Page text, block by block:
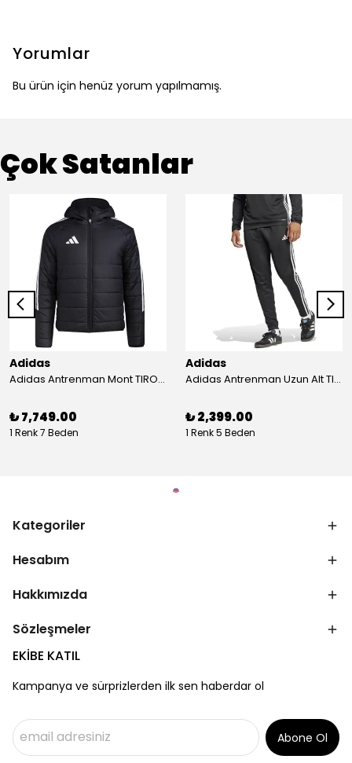
Yorumlar
Bu ürün için henüz yorum yapılmamış.
Çok Satanlar
Adidas
Adidas Antrenman Mont TIRO24 WINT JKT IJ7388
₺ 7,749.00
1 Renk 7 Beden
Adidas
Adidas Antrenman Uzun Alt TIRO ES PNT JD0442
₺ 2,399.00
1 Renk 5 Beden
Kategoriler
Hesabım
Hakkımızda
Sözleşmeler
EKİBE KATIL
Kampanya ve sürprizlerden ilk sen haberdar ol
Abone Ol